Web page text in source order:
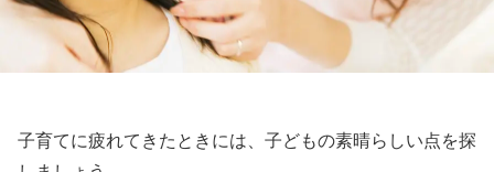
子育てに疲れてきたときには、子どもの素晴らしい点を探